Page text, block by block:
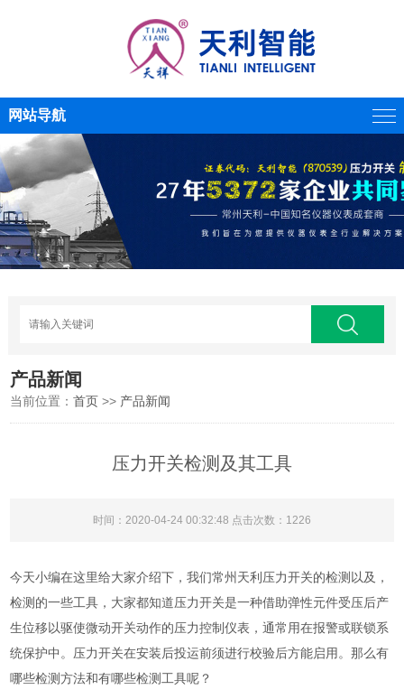
网站导航
产品新闻
当前位置：首页 >> 产品新闻
压力开关检测及其工具
时间：2020-04-24 00:32:48 点击次数：1226
今天小编在这里给大家介绍下，我们常州天利压力开关的检测以及，
检测的一些工具，大家都知道压力开关是一种借助弹性元件受压后产
生位移以驱使微动开关动作的压力控制仪表，通常用在报警或联锁系
统保护中。压力开关在安装后投运前须进行校验后方能启用。那么有
哪些检测方法和有哪些检测工具呢？